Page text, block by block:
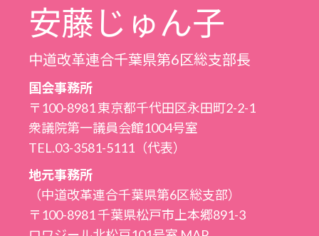
安藤じゅん子
中道改革連合千葉県第6区総支部長
国会事務所
〒100-8981 東京都千代田区永田町2-2-1
衆議院第一議員会館1004号室
TEL.03-3581-5111（代表）
地元事務所
（中道改革連合千葉県第6区総支部）
〒100-8981 千葉県松戸市上本郷891-3